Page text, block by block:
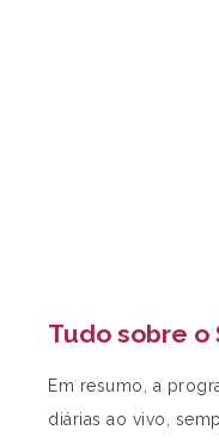
Tudo sobre o
Em resumo, a
diárias ao vivo,